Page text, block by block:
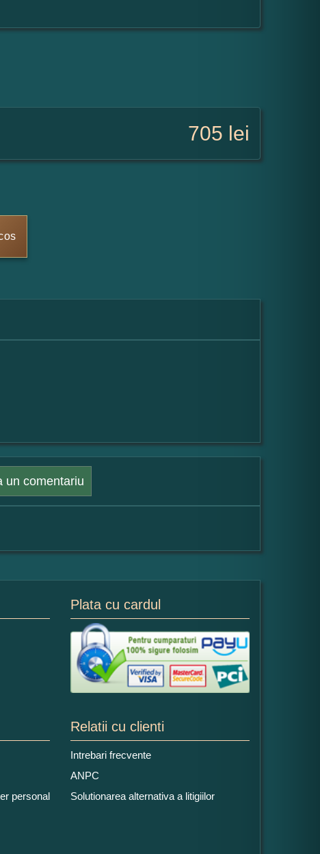
705 lei
un comentariu
Plata cu cardul
personal
Relatii cu clienti
Intrebari frecvente
ANPC
Solutionarea alternativa a litigiilor